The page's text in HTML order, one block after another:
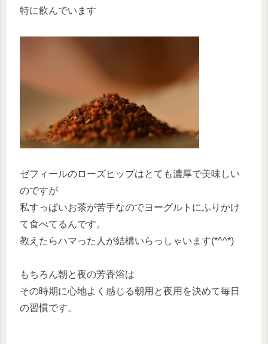
特に飲んでいます
ゼフィールのローズヒップはとても濃厚で美味しい
のですが
私すっぱいお茶が苦手なのでヨーグルトにふりかけ
て食べてるんです。
教えたらハマった人が結構いらっしゃいます(*^^*)
もちろん朝と夜の芳香浴は
その時期に心地よく感じる朝用と夜用を決めて毎日
の習慣です。